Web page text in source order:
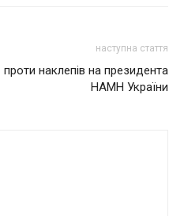
наступна стаття
проти наклепів на президента
НАМН України